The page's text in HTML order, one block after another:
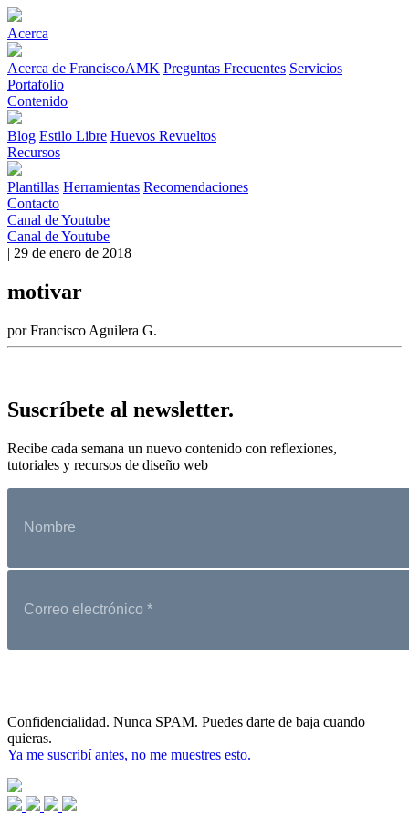
Acerca
Acerca de FranciscoAMK Preguntas Frecuentes Servicios
Portafolio
Contenido
Blog Estilo Libre Huevos Revueltos
Recursos
Plantillas Herramientas Recomendaciones
Contacto
Canal de Youtube
Canal de Youtube
| 29 de enero de 2018
motivar
por Francisco Aguilera G.
Suscríbete al newsletter.
Recibe cada semana un nuevo contenido con reflexiones,
tutoriales y recursos de diseño web
Confidencialidad. Nunca SPAM. Puedes darte de baja cuando
quieras.
Ya me suscribí antes, no me muestres esto.